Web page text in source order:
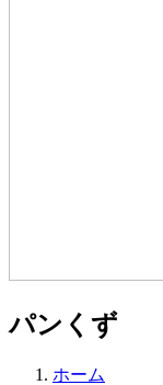
パンくず
ホーム